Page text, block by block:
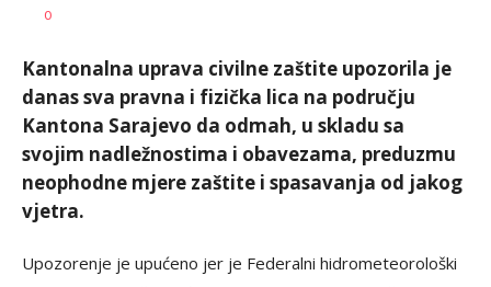
AUTOR
0
Kantonalna uprava civilne zaštite upozorila je
danas sva pravna i fizička lica na području
Kantona Sarajevo da odmah, u skladu sa
svojim nadležnostima i obavezama, preduzmu
neophodne mjere zaštite i spasavanja od jakog
vjetra.
Upozorenje je upućeno jer je Federalni hidrometeorološki